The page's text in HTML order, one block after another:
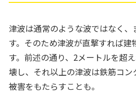
津波は通常のような波ではなく
す。そのため津波が直撃すれば建
す。前述の通り、2メートルを超
壊し、それ以上の津波は鉄筋コ
被害をもたらすことも。